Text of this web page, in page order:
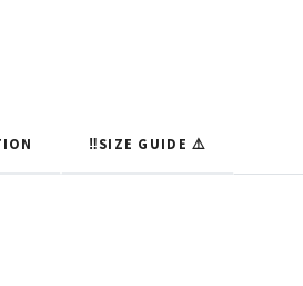
‼️SIZE GUIDE ⚠️